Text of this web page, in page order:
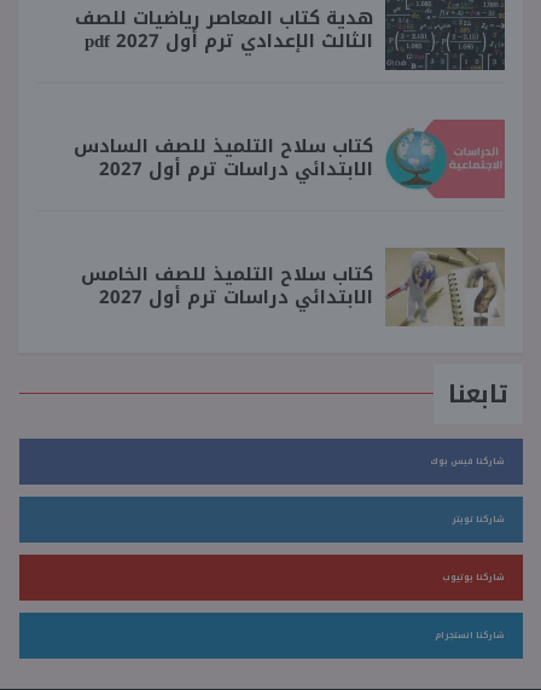
هدية كتاب المعاصر رياضيات للصف
الثالث الإعدادي ترم أول 2027 pdf
كتاب سلاح التلميذ للصف السادس
الابتدائي دراسات ترم أول 2027
كتاب سلاح التلميذ للصف الخامس
الابتدائي دراسات ترم أول 2027
تابعنا
شاركنا فيس بوك
شاركنا تويتر
شاركنا يوتيوب
شاركنا انستجرام